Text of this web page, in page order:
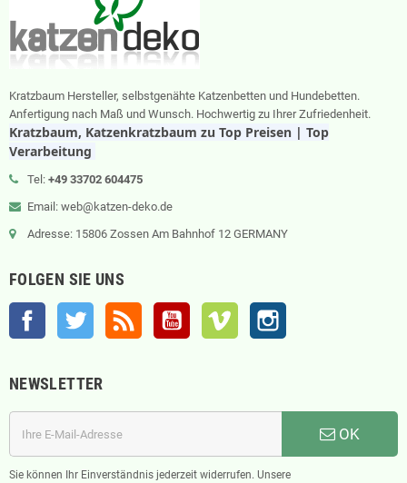
Kratzbaum Hersteller, selbstgenähte Katzenbetten und Hundebetten.
Anfertigung nach Maß und Wunsch. Hochwertig zu Ihrer Zufriedenheit.
Kratzbaum, Katzenkratzbaum zu Top Preisen | Top
Verarbeitung
Tel: +49 33702 604475
Email: web@katzen-deko.de
Adresse: 15806 Zossen Am Bahnhof 12 GERMANY
FOLGEN SIE UNS
Facebook Twitter RSS YouTube Vimeo
NEWSLETTER
OK
Sie können Ihr Einverständnis jederzeit widerrufen. Unsere